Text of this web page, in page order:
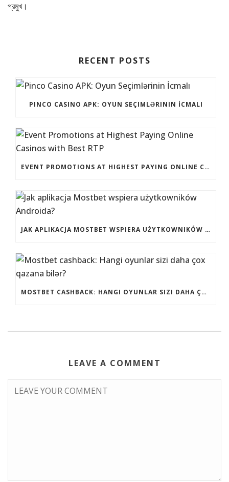
প্রমুখ।
RECENT POSTS
PINCO CASINO APK: OYUN SEÇIMLƏRININ İCMALI
EVENT PROMOTIONS AT HIGHEST PAYING ONLINE CASINOS WITH BEST RTP
JAK APLIKACJA MOSTBET WSPIERA UŻYTKOWNIKÓW ANDROIDA?
MOSTBET CASHBACK: HANGI OYUNLAR SIZI DAHA ÇOX QAZANA BILƏR?
LEAVE A COMMENT